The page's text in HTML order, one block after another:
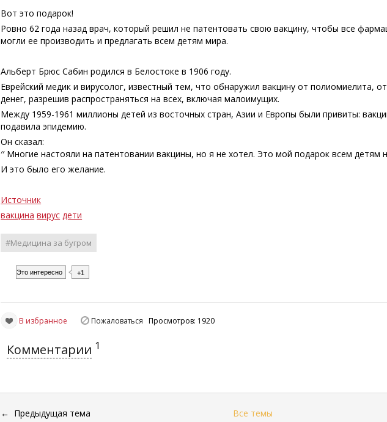
Вот это подарок!
Ровно 62 года назад врач, который решил не патентовать свою вакцину, чтобы все
могли ее производить и предлагать всем детям мира.
Альберт Брюс Сабин родился в Белостоке в 1906 году.
Еврейский медик и вирусолог, известный тем, что обнаружил вакцину от полиомиелита,
денег, разрешив распространяться на всех, включая малоимущих.
Между 1959-1961 миллионы детей из восточных стран, Азии и Европы были привиты:
подавила эпидемию.
Он сказал:
′′ Многие настояли на патентовании вакцины, но я не хотел. Это мой подарок всем детям
И это было его желание.
Источник
вакцина вирус дети
#Медицина за бугром
Это интересно +1
В избранное Пожаловаться Просмотров: 1920
Комментарии 1
← Предыдущая тема Все темы